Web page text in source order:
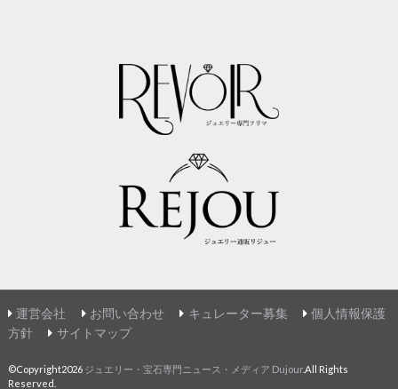
運営会社 お問い合わせ キュレーター募集
個人情報保護
方針
サイトマップ
©Copyright2026 ジュエリー・宝石専門ニュース・メディア Dujour.All Rights
Reserved.